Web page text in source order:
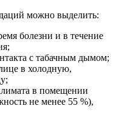
можно выделить:
болезни и в течение
с табачным дымом;
в холодную,
в помещении
не менее 55 %),